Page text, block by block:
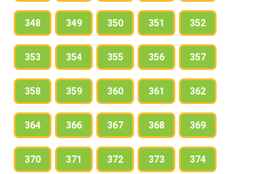
348 349 350 351 352
353 354 355 356 357
358 359 360 361 362
364 366 367 368 369
370 371 372 373 374